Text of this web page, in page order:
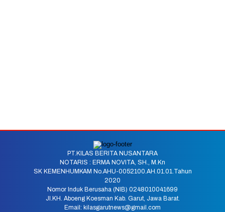
PT.KILAS BERITA NUSANTARA
NOTARIS : ERMA NOVITA, SH., M.Kn
SK KEMENHUMKAM No.AHU-0052100.AH.01.01.Tahun
2020
Nomor Induk Berusaha (NIB) 0248010041699
Jl.KH. Aboeng Koesman Kab. Garut, Jawa Barat.
Email: kilasgarutnews@gmail.com